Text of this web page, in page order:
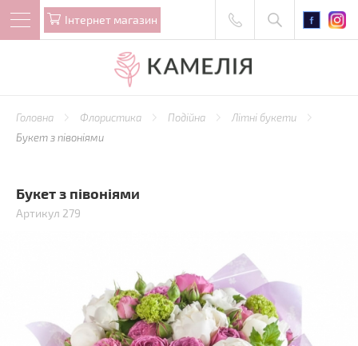
Iнтернет магазин
Головна Флористика Подійна
Літні букети
Букет з півоніями
Букет з півоніями
Артикул 279